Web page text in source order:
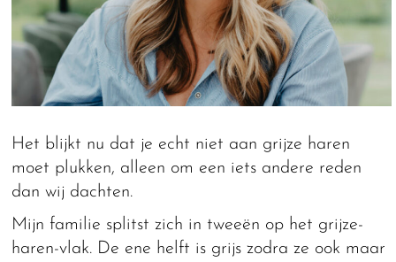
Het blijkt nu dat je echt niet aan grijze haren
moet plukken, alleen om een iets andere reden
dan wij dachten.
Mijn familie splitst zich in tweeën op het grijze-
haren-vlak. De ene helft is grijs zodra ze ook maar